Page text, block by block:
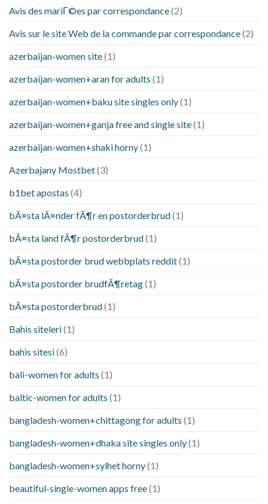
Avis des mariГ©es par correspondance(2)
Avis sur le site Web de la commande par correspondance(2)
azerbaijan-women site(1)
azerbaijan-women+aran for adults (1)
azerbaijan-women+baku site singles only(1)
azerbaijan-women+ganja free and single site(1)
azerbaijan-women+shaki horny(1)
Azerbajany Mostbet(3)
b1bet apostas (4)
bÃ¤sta lÃ¤nder fÃ¶r en postorderbrud(1)
bÃ¤sta land fÃ¶r postorderbrud(1)
bÃ¤sta postorder brud webbplats reddit(1)
bÃ¤sta postorder brudfÃ¶retag(1)
bÃ¤sta postorderbrud(1)
Bahis siteleri(1)
bahis sitesi(6)
bali-women for adults (1)
baltic-women for adults (1)
bangladesh-women+chittagong for adults (1)
bangladesh-women+dhaka site singles only(1)
bangladesh-women+sylhet horny(1)
beautiful-single-women apps free(1)